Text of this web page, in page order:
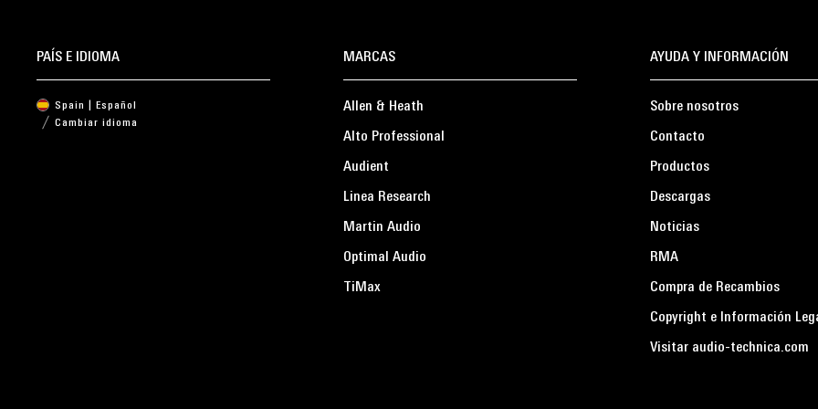
MARCAS
Allen & Heath
Alto Professional
Audient
Linea Research
Martin Audio
Optimal Audio
TiMax
AYUDA Y INFORMACIÓN
Sobre nosotros
Contacto
Productos
Descargas
Noticias
RMA
Compra de Recambios
Copyright e Información
Visitar audio-technica.com
PAÍS E IDIOMA
Spain | Español
Cambiar idioma